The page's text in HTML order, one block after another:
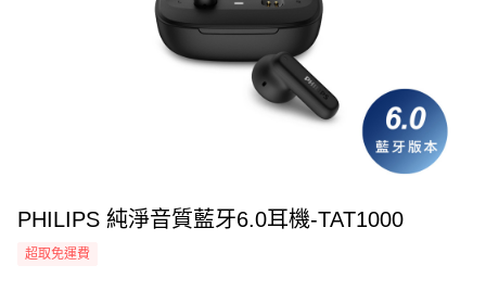
PHILIPS 純淨音質藍牙6.0耳機-TAT1000
超取免運費